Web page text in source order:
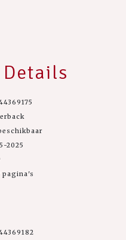
2025
pagina's